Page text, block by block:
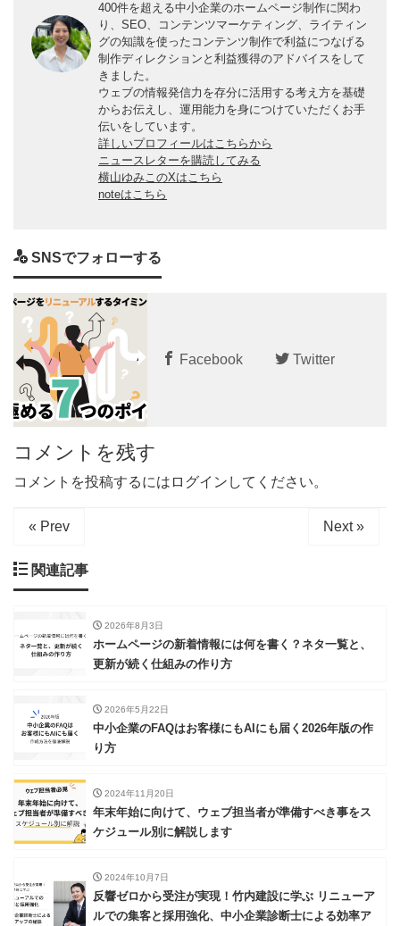
400件を超える中小企業のホームページ制作に関わ
り、SEO、コンテンツマーケティング、ライティン
グの知識を使ったコンテンツ制作で利益につなげる
制作ディレクションと利益獲得のアドバイスをして
きました。
ウェブの情報発信力を存分に活用する考え方を基礎
からお伝えし、運用能力を身につけていただくお手
伝いをしています。
詳しいプロフィールはこちらから
ニュースレターを購読してみる
横山ゆみこのXはこちら
noteはこちら
SNSでフォローする
Facebook Twitter
コメントを残す
コメントを投稿するには ログイン してください。
« Prev Next »
関連記事
2026年8月3日
ホームページの新着情報には何を書く？ネタ一覧と、
更新が続く仕組みの作り方
2026年5月22日
中小企業のFAQはお客様にもAIにも届く2026年版の作
り方
2024年11月20日
年末年始に向けて、ウェブ担当者が準備すべき事をス
ケジュール別に解説します
2024年10月7日
反響ゼロから受注が実現！竹内建設に学ぶ リニューア
ルでの集客と採用強化、中小企業診断士による効率ア